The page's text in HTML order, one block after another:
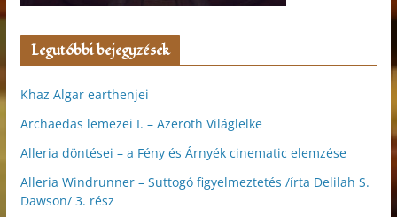
Legutóbbi bejegyzések
Khaz Algar earthenjei
Archaedas lemezei I. – Azeroth Világlelke
Alleria döntései – a Fény és Árnyék cinematic elemzése
Alleria Windrunner – Suttogó figyelmeztetés /írta Delilah S.
Dawson/ 3. rész